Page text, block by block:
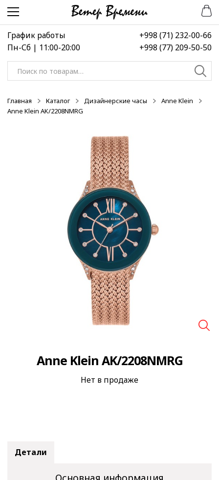
Перейти
навигации
Перейти
содержимому
График работы
Пн-Сб | 11:00-20:00
+998 (71) 232-00-66
+998 (77) 209-50-50
Искать:
Главная Каталог Дизайнерские часы
Anne Klein
Anne Klein AK/2208NMRG
Anne Klein AK/2208NMRG
Нет в продаже
Детали
-50%
-50%
-50%